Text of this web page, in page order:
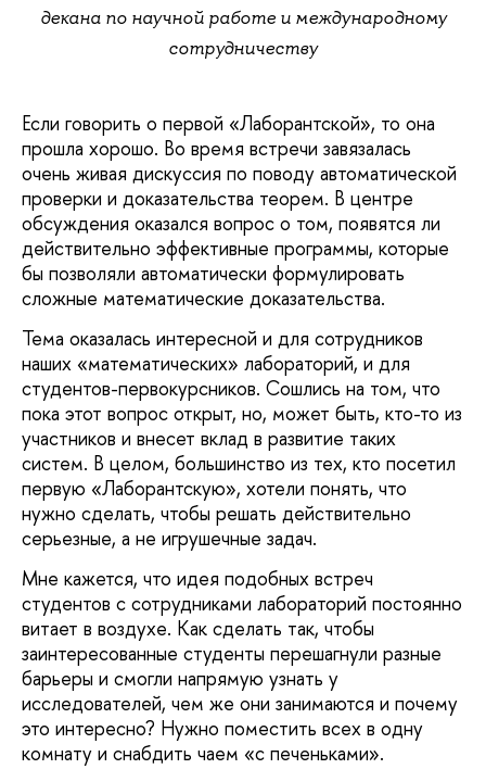
декана по научной работе и международному
сотрудничеству
Если говорить о первой «Лаборантской», то она
прошла хорошо. Во время встречи завязалась
очень живая дискуссия по поводу автоматической
проверки и доказательства теорем. В центре
обсуждения оказался вопрос о том, появятся ли
действительно эффективные программы, которые
бы позволяли автоматически формулировать
сложные математические доказательства.
Тема оказалась интересной и для сотрудников
наших «математических» лабораторий, и для
студентов-первокурсников. Сошлись на том, что
пока этот вопрос открыт, но, может быть, кто-то из
участников и внесет вклад в развитие таких
систем. В целом, большинство из тех, кто посетил
первую «Лаборантскую», хотели понять, что
нужно сделать, чтобы решать действительно
серьезные, а не игрушечные задач.
Мне кажется, что идея подобных встреч
студентов с сотрудниками лабораторий постоянно
витает в воздухе. Как сделать так, чтобы
заинтересованные студенты перешагнули разные
барьеры и смогли напрямую узнать у
исследователей, чем же они занимаются и почему
это интересно? Нужно поместить всех в одну
комнату и снабдить чаем «с печеньками».